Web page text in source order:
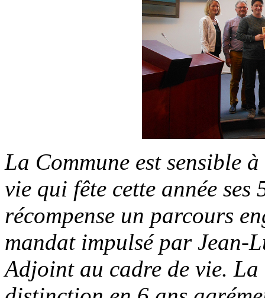
La Commune est sensible
vie qui fête cette année ses
récompense un parcours
mandat impulsé par Jean-
Adjoint au cadre de vie. La